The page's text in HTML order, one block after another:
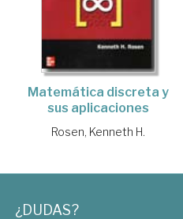
Matemática discreta y
sus aplicaciones
Rosen, Kenneth H.
¿DUDAS?